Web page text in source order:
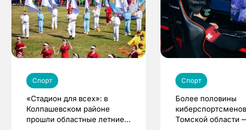
Спорт
«Стадион для всех»: в
Колпашевском районе
прошли областные летние
Спорт
Более половины
Томской области